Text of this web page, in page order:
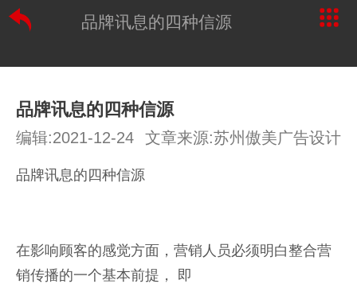
品牌讯息的四种信源
品牌讯息的四种信源
编辑:2021-12-24 文章来源:苏州傲美广告设计
品牌讯息的四种信源
在影响顾客的感觉方面，营销人员必须明白整合营
销传播的一个基本前提， 即